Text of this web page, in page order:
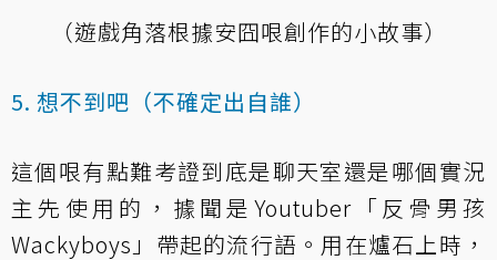
（遊戲角落根據安囧哏創作的小故事）
5. 想不到吧（不確定出自誰）
這個哏有點難考證到底是聊天室還是哪個實況
主先使用的，據聞是Youtuber「 反骨男孩
Wackyboys 」帶起的流行語。用在爐石上時，